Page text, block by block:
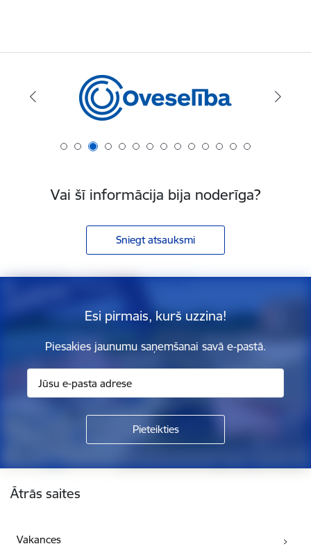
Vai šī informācija bija noderīga?
Sniegt atsauksmi
Esi pirmais, kurš uzzina!
Piesakies jaunumu saņemšanai savā e-pastā.
Ātrās saites
Vakances